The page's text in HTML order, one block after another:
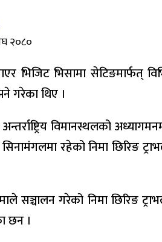
२०८०
भिजिट भिसामा सेटिङमार्फत्
गरेका थिए ।
अन्तर्राष्ट्रिय विमानस्थलको
रहेको निमा छिरिङ
सञ्चालन गरेको निमा छिरिङ
छन ।